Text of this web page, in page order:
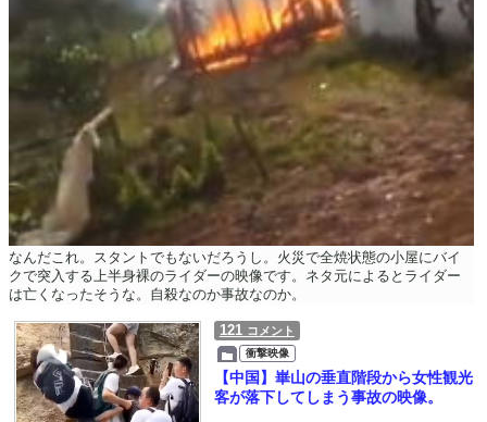
なんだこれ。スタントでもないだろうし。火災で全焼状態の小屋にバイ
クで突入する上半身裸のライダーの映像です。ネタ元によるとライダー
は亡くなったそうな。自殺なのか事故なのか。
121 コメント
衝撃映像
【中国】崋山の垂直階段から女性観光
客が落下してしまう事故の映像。